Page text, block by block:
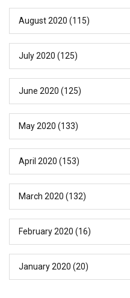
August 2020 (115)
July 2020 (125)
June 2020 (125)
May 2020 (133)
April 2020 (153)
March 2020 (132)
February 2020 (16)
January 2020 (20)